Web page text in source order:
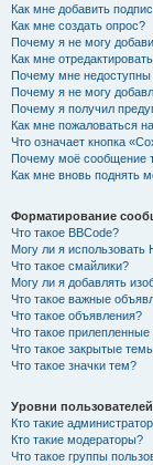
Как мне добавить
Как мне создать опрос?
Почему я не могу
Как мне
Почему мне
Почему я не могу
Почему я получил
Как мне пожаловаться
Что означает кнопка
Почему моё сообщение
Как мне вновь поднять
Форматирование
Что такое BBCode?
Могу ли я использовать
Что такое смайлики?
Могу ли я добавлять
Что такое важные
Что такое объявления?
Что такое
Что такое закрытые
Что такое значки тем?
Уровни
Кто такие
Кто такие модераторы?
Что такое группы